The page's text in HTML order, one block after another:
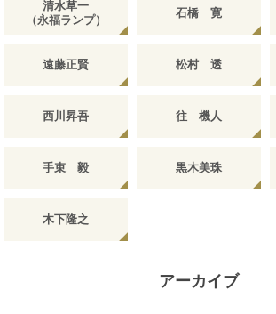
清水草一
（永福ランプ）
石橋 寛
遠藤正賢 松村 透
西川昇吾 往 機人
手束 毅 黒木美珠
木下隆之
アーカイブ